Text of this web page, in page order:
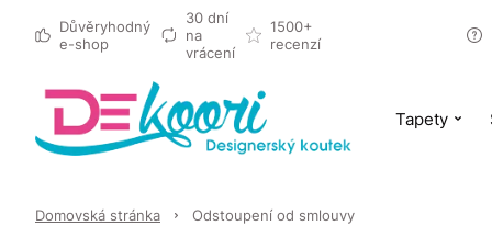
Důvěryhodný
e-shop
30 dní
na
vrácení
1500+
recenzí
Tapety
Domovská stránka Odstoupení od smlouvy